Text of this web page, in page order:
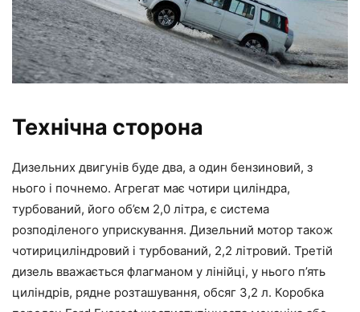
Технічна сторона
Дизельних двигунів буде два, а один бензиновий, з
нього і почнемо. Агрегат має чотири циліндра,
турбований, його об’єм 2,0 літра, є система
розподіленого уприскування. Дизельний мотор також
чотирициліндровий і турбований, 2,2 літровий. Третій
дизель вважається флагманом у лінійці, у нього п’ять
циліндрів, рядне розташування, обсяг 3,2 л. Коробка